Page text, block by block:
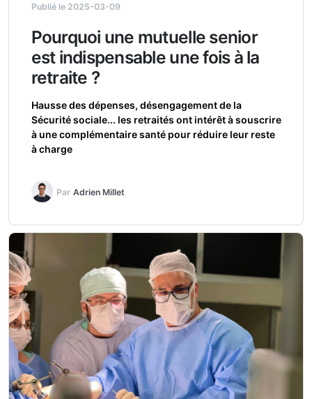
Publié le 2025-03-09
Pourquoi une mutuelle senior
est indispensable une fois à la
retraite ?
Hausse des dépenses, désengagement de la
Sécurité sociale... les retraités ont intérêt à souscrire
à une complémentaire santé pour réduire leur reste
à charge
Par Adrien Millet